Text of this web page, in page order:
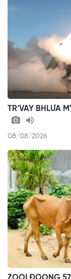
TR’VAY BHLƯA
08/08/2026